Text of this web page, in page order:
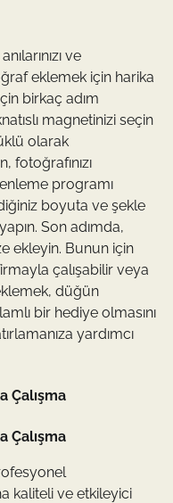
ve
eklemek için harika
birkaç adım
magnetinizi seçin
olarak
fotoğrafınızı
programı
boyuta ve şekle
Son adımda,
ekleyin. Bunun için
çalışabilir veya
düğün
bir hediye olmasını
yardımcı
Çalışma
Çalışma
kaliteli ve etkileyici